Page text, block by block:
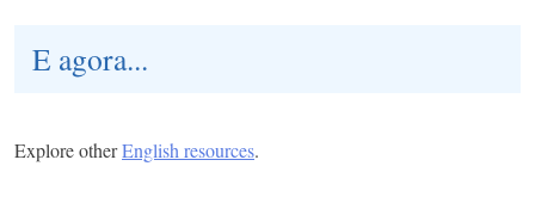
E agora...
Explore otherEnglish resources.